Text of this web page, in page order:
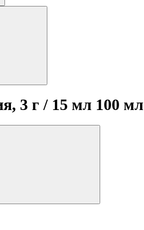
3 г / 15 мл 100 мл